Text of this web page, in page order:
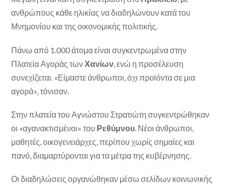
ανθρώπους κάθε ηλικίας να διαδηλώνουν κατά του
Μνημονίου και της οικονομικής πολιτικής.
Πάνω από 1.000 άτομα είναι συγκεντρωμένα στην
Πλατεία Αγοράς τωνΧανίων , ενώ η προσέλευση
συνεχίζεται. «Είμαστε άνθρωποι, όχι προϊόντα σε μια
αγορά», τόνισαν.
Στην πλατεία του Αγνώστου Στρατιώτη συγκεντρώθηκαν
οι «αγανακτισμένοι» του Ρεθύμνου . Νέοι άνθρωποι,
μαθητές, οικογενειάρχες, περίπου χωρίς σημαίες και
πανό, διαμαρτύρονται για τα μέτρα της κυβέρνησης.
Οι διαδηλώσεις οργανώθηκαν μέσω σελίδων κοινωνικής